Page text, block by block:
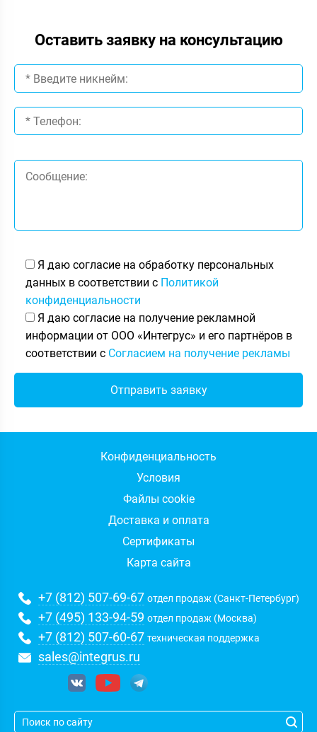
Оставить заявку на консультацию
Я даю согласие на обработку персональных
данных в соответствии с Политикой
конфиденциальности
Я даю согласие на получение рекламной
информации от ООО «Интегрус» и его партнёров в
соответствии с Согласием на получение рекламы
Конфиденциальность
Условия
Файлы cookie
Доставка и оплата
Сертификаты
Карта сайта
+7 (812) 507-69-67 отдел продаж (Санкт-Петербург)
+7 (495) 133-94-59 отдел продаж (Москва)
+7 (812) 507-60-67 техническая поддержка
sales@integrus.ru